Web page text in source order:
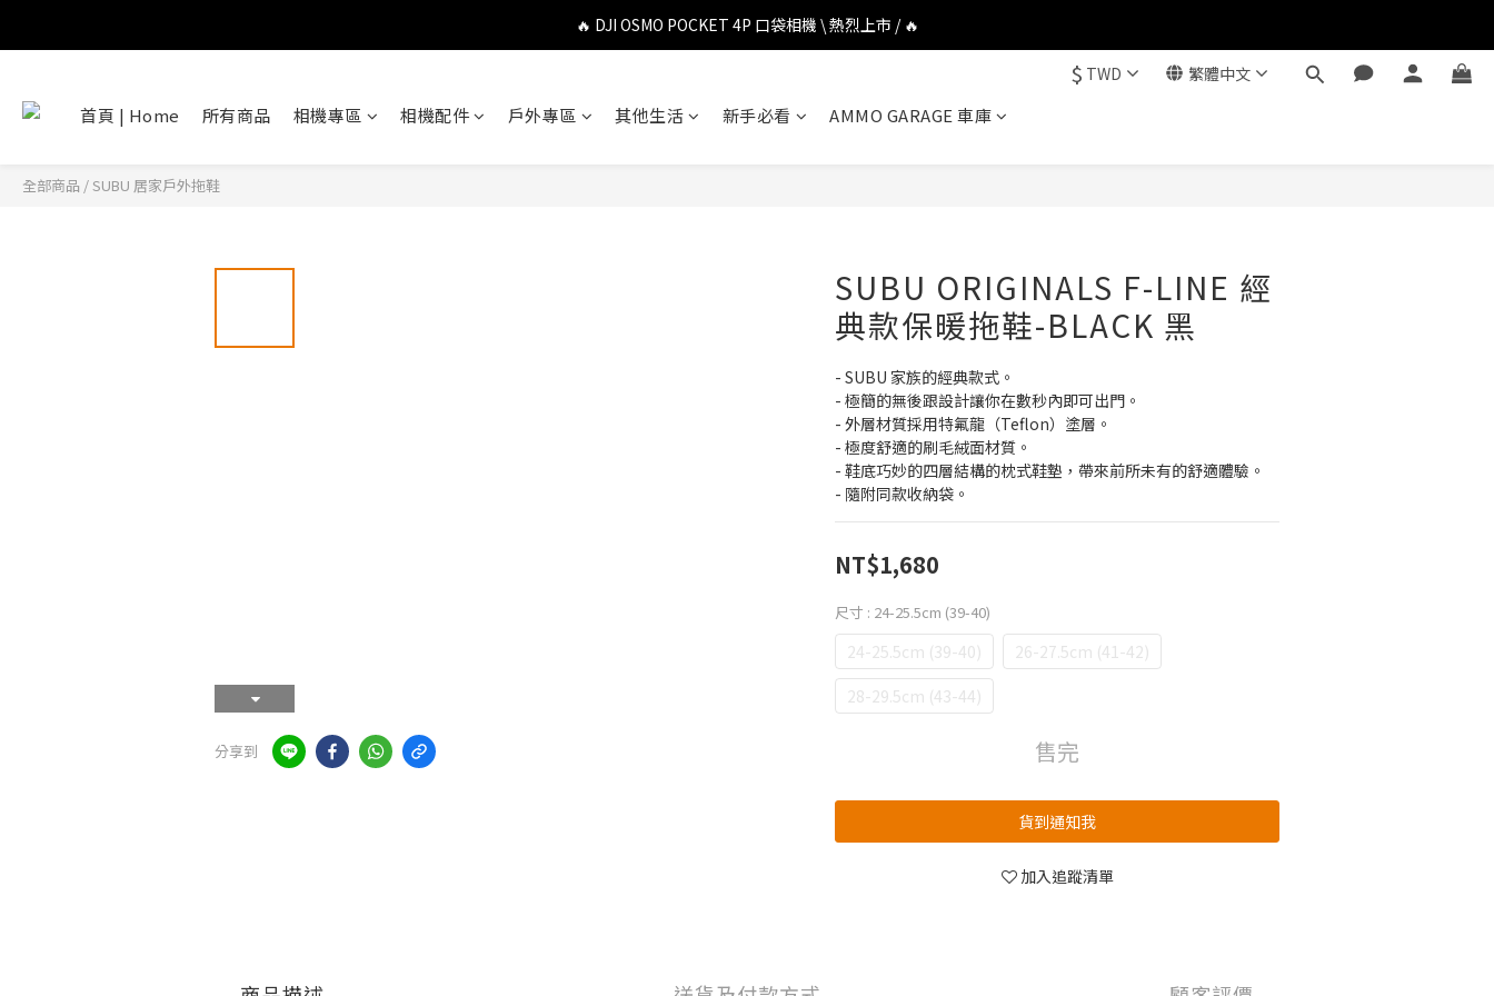
🔥 DJI OSMO POCKET 4P 口袋相機 \ 熱烈上市 / 🔥
🔥 DJI OSMO POCKET 4P 口袋相機 \ 熱烈上市 / 🔥
🔥 Insta360 GO Ultra Hello Kitty 聯名限定套裝 \ 時尚上市 / 🔥
$ TWD 繁體中文
首頁 | Home 所有商品 相機專區 相機配件 戶外專區 其他生活 新手必看 AMMO GARAGE 車庫
全部商品 /SUBU 居家戶外拖鞋
分享到
SUBU ORIGINALS F-LINE 經
典款保暖拖鞋-BLACK 黑
- SUBU 家族的經典款式。
- 極簡的無後跟設計讓你在數秒內即可出門。
- 外層材質採用特氟龍（Teflon）塗層。
- 極度舒適的刷毛絨面材質。
- 鞋底巧妙的四層結構的枕式鞋墊，帶來前所未有的舒適體驗。
- 隨附同款收納袋。
NT$1,680
尺寸 : 24-25.5cm (39-40)
24-25.5cm (39-40)
26-27.5cm (41-42)
28-29.5cm (43-44)
售完
貨到通知我
加入追蹤清單